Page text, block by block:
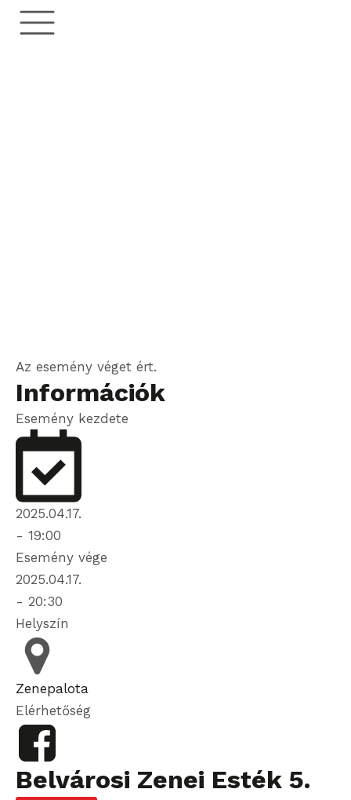
Az esemény véget ért.
Információk
Esemény kezdete
2025.04.17.
- 19:00
Esemény vége
2025.04.17.
- 20:30
Helyszín
Zenepalota
Elérhetőség
Belvárosi Zenei Esték 5.